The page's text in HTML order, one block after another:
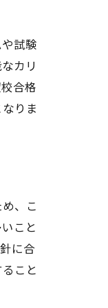
試験
カリ
合格
りま
、こ
こと
に合
こと